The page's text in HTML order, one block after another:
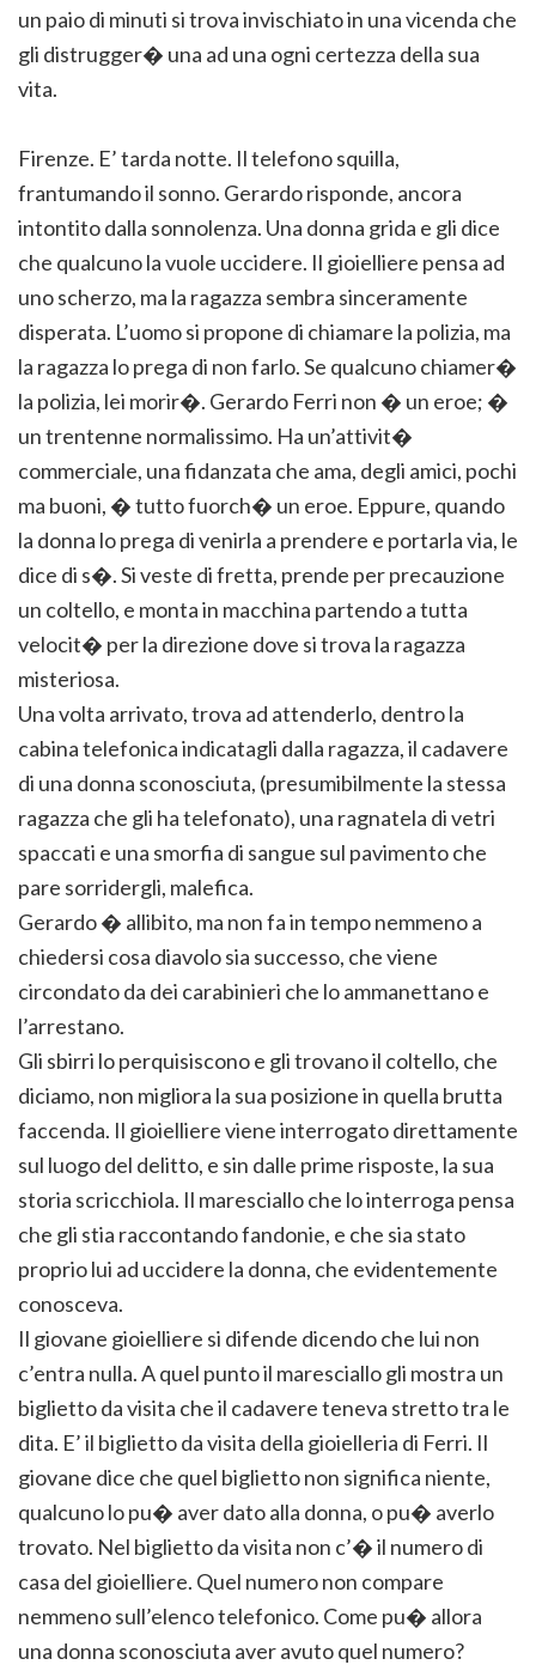
un paio di minuti si trova invischiato in una vicenda che
gli distrugger� una ad una ogni certezza della sua
vita.
Firenze. E’ tarda notte. Il telefono squilla,
frantumando il sonno. Gerardo risponde, ancora
intontito dalla sonnolenza. Una donna grida e gli dice
che qualcuno la vuole uccidere. Il gioielliere pensa ad
uno scherzo, ma la ragazza sembra sinceramente
disperata. L’uomo si propone di chiamare la polizia, ma
la ragazza lo prega di non farlo. Se qualcuno chiamer�
la polizia, lei morir�. Gerardo Ferri non � un eroe; �
un trentenne normalissimo. Ha un’attivit�
commerciale, una fidanzata che ama, degli amici, pochi
ma buoni, � tutto fuorch� un eroe. Eppure, quando
la donna lo prega di venirla a prendere e portarla via, le
dice di s�. Si veste di fretta, prende per precauzione
un coltello, e monta in macchina partendo a tutta
velocit� per la direzione dove si trova la ragazza
misteriosa.
Una volta arrivato, trova ad attenderlo, dentro la
cabina telefonica indicatagli dalla ragazza, il cadavere
di una donna sconosciuta, (presumibilmente la stessa
ragazza che gli ha telefonato), una ragnatela di vetri
spaccati e una smorfia di sangue sul pavimento che
pare sorridergli, malefica.
Gerardo � allibito, ma non fa in tempo nemmeno a
chiedersi cosa diavolo sia successo, che viene
circondato da dei carabinieri che lo ammanettano e
l’arrestano.
Gli sbirri lo perquisiscono e gli trovano il coltello, che
diciamo, non migliora la sua posizione in quella brutta
faccenda. Il gioielliere viene interrogato direttamente
sul luogo del delitto, e sin dalle prime risposte, la sua
storia scricchiola. Il maresciallo che lo interroga pensa
che gli stia raccontando fandonie, e che sia stato
proprio lui ad uccidere la donna, che evidentemente
conosceva.
Il giovane gioielliere si difende dicendo che lui non
c’entra nulla. A quel punto il maresciallo gli mostra un
biglietto da visita che il cadavere teneva stretto tra le
dita. E’ il biglietto da visita della gioielleria di Ferri. Il
giovane dice che quel biglietto non significa niente,
qualcuno lo pu� aver dato alla donna, o pu� averlo
trovato. Nel biglietto da visita non c’� il numero di
casa del gioielliere. Quel numero non compare
nemmeno sull’elenco telefonico. Come pu� allora
una donna sconosciuta aver avuto quel numero?